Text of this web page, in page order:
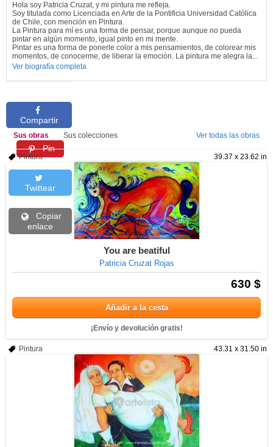
Hola soy Patricia Cruzat, y mi pintura me refleja.
Soy titulada como Licenciada en Arte de la Pontificia Universidad Católica
de Chile, con mención en Pintura.
La Pintura para mí es una forma de pensar, porque aunque no pueda
pintar en algún momento, igual pinto en mi mente.
Pintar es una forma de ponerle color a mis pensamientos, de colorear mis
momentos, de conocerme, de liberar la emoción. La pintura me alegra la...
Ver biografía completa
Compartir
Pin
Twittear
Copiar
enlace
Sus obras Sus colecciones Ver todas las obras
39.37 x 23.62 in
Pintura
You are beatiful
Patricia Cruzat Rojas
630 $
Añadir a la cesta
¡Envío y devolución gratis!
43.31 x 31.50 in
Pintura